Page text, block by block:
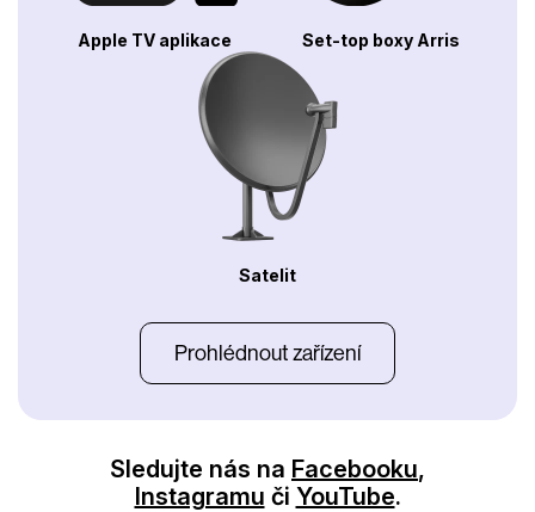
Apple TV aplikace Set-top boxy Arris
Satelit
Prohlédnout zařízení
Sledujte nás na Facebooku,
Instagramu či YouTube.